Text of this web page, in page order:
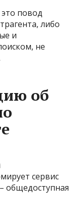
повод
либо
и
не
об
сервис
общедоступная